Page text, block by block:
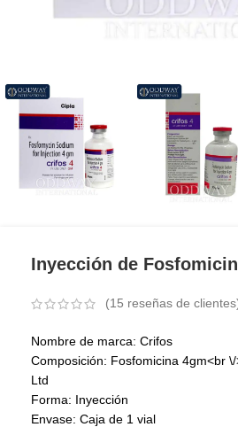
Inyección de
(15 reseñas de
Nombre de marca: Crifos
Composición: Fosfomicina 4gm<br
Ltd
Forma: Inyección
Envase: Caja de 1 vial